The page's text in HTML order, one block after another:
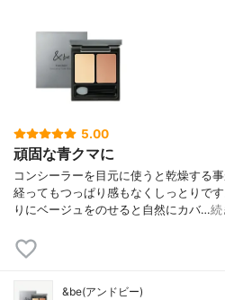
5.00
頑固な青クマに
コンシーラーを目元に使うと乾燥する
経ってもつっぱり感もなくしっとりで
りにベージュをのせると自然にカバ…続
&be(アンドビー)